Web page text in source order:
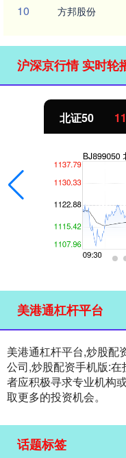
10 方邦股份
沪深京行情 实时轮
北证50
美港通杠杆平台
美港通杠杆平台,炒股配
公司,炒股配资手机版:
者应积极寻求专业机构
取更多的投资机会。
话题标签